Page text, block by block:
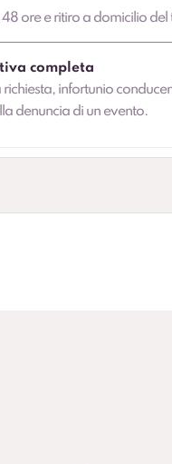
ore e ritiro a domicilio
completa
richiesta, infortunio
denuncia di un evento.
previsto, deposito